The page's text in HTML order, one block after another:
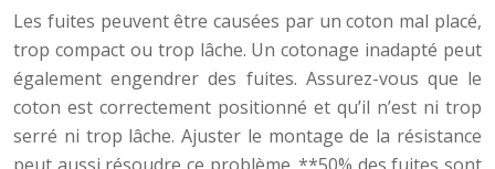
Les fuites peuvent être causées par un coton mal placé,
trop compact ou trop lâche. Un cotonage inadapté peut
également engendrer des fuites. Assurez-vous que le
coton est correctement positionné et qu’il n’est ni trop
serré ni trop lâche. Ajuster le montage de la résistance